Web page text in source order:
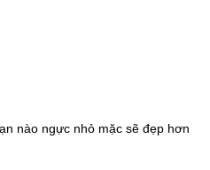
nào ngực nhỏ mặc sẽ đẹp hơn